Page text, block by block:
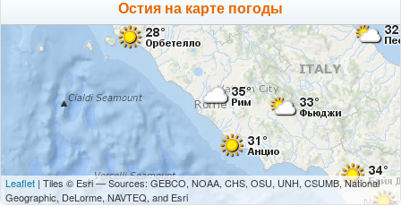
Остия на карте погоды
Leaflet | Tiles © Esri — Sources: GEBCO, NOAA, CHS, OSU, UNH, CSUMB, National
Geographic, DeLorme, NAVTEQ, and Esri